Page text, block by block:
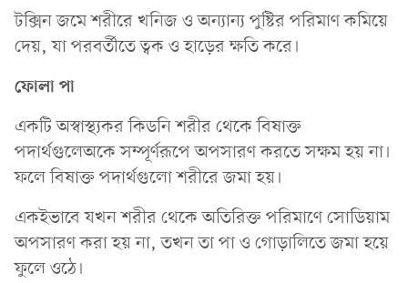
টক্সিন জমে শরীরে খনিজ ও অন্যান্য পুষ্টির পরিমাণ কমিয়ে
দেয়, যা পরবর্তীতে ত্বক ও হাড়ের ক্ষতি করে।
ফোলা পা
একটি অস্বাস্থ্যকর কিডনি শরীর থেকে বিষাক্ত
পদার্থগুলেঅকে সম্পূর্ণরূপে অপসারণ করতে সক্ষম হয় না।
ফলে বিষাক্ত পদার্থগুলো শরীরে জমা হয়।
একইভাবে যখন শরীর থেকে অতিরিক্ত পরিমাণে সোডিয়াম
অপসারণ করা হয় না, তখন তা পা ও গোড়ালিতে জমা হয়ে
ফুলে ওঠে।